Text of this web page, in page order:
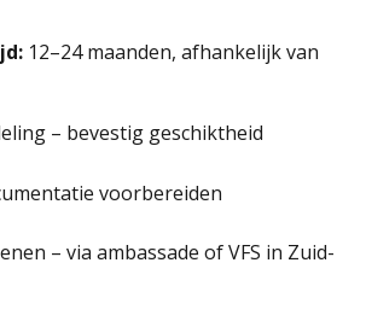
12–24 maanden, afhankelijk van
– bevestig geschiktheid
voorbereiden
– via ambassade of VFS in Zuid-